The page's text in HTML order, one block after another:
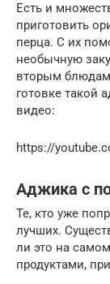
Есть и
приготовить
перца. С их
необычную
вторым
готовке такой
видео:
https://
Аджика с
Те, кто уже
лучших.
ли это на
продуктами,